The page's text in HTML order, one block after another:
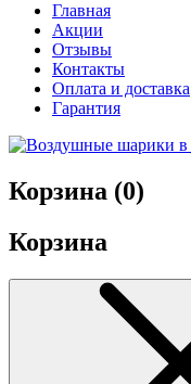
Главная
Акции
Отзывы
Контакты
Оплата и доставка
Гарантия
Корзина (0)
Корзина